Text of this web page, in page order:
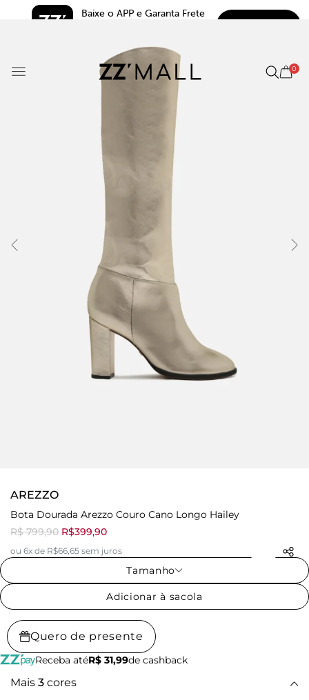
Baixe o APP e Garanta Frete
0
AREZZO
Bota Dourada Arezzo Couro Cano Longo Hailey
R$ 799,90 R$399,90
ou 6x de R$66,65 sem juros
Tamanho
Adicionar à sacola
Quero de presente
Receba atéR$ 31,99de cashback
Mais 3 cores